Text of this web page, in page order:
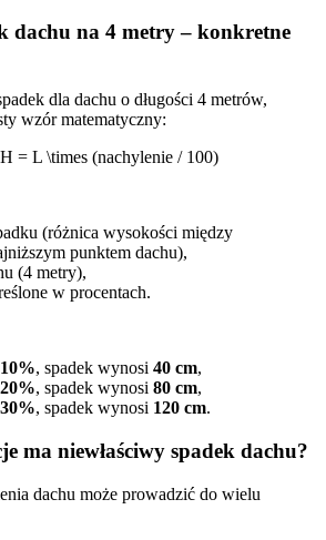
dachu na 4 metry – konkretne
dla dachu o długości 4 metrów,
wzór matematyczny:
= L \times (nachylenie / 100)
(różnica wysokości między
punktem dachu),
(4 metry),
w procentach.
10%, spadek wynosi 40 cm,
20%, spadek wynosi 80 cm,
30%, spadek wynosi 120 cm.
ma niewłaściwy spadek dachu?
dachu może prowadzić do wielu